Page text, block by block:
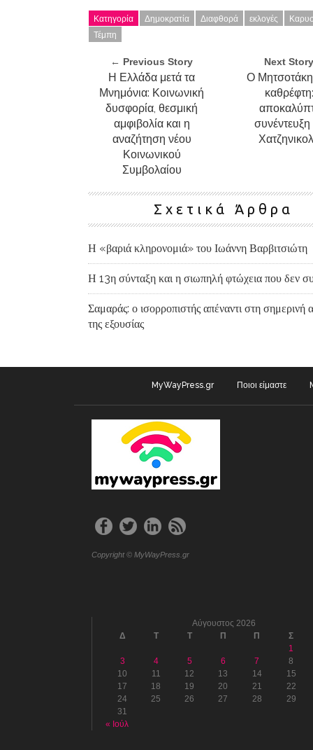
Κατηγορία Δημοκρατία Διαφθορά εκλογές
Τέμπη
← Previous Story
Η Ελλάδα μετά τα
Μνημόνια: Κοινωνική
δυσφορία, θεσμική
αμφιβολία και η
αναζήτηση νέου
Κοινωνικού
Συμβολαίου
Next
Ο
Σχετικά Άρθρα
Η «βαριά κληρονομιά» του Ιωάννη Βαρβιτσιώτη
Η 13η σύνταξη και η σιωπηλή φτώχεια που δεν
Σαμαράς: ο ισορροπιστής απέναντι στη σημερινή
της εξουσίας
MyWayPress.gr Ποιοι είμαστε
Copyright © MyWayPress.gr
Αύγουστος 2026
Δ
Τ Τ Π Π
Σ
1
3
4 5 6 7
8
10
11 12 13 14
15
17
18 19 20 21
22
24
25 26 27 28
29
31
« Ιούλ